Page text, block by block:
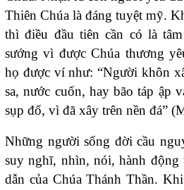
Thiên Chúa là đáng tuyệt mỹ.
thì điều đầu tiên cần có là
sướng vì được Chúa thương
họ được ví như: “Người khôn
sa, nước cuốn, hay bão táp ập
sụp đổ, vì đã xây trên nền đá”
Những người sống đời cầu
suy nghĩ, nhìn, nói, hành động
dẫn của Chúa Thánh Thần.